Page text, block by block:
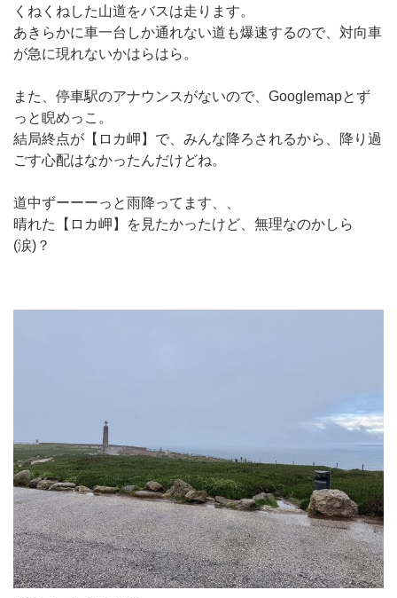
くねくねした山道をバスは走ります。
あきらかに車一台しか通れない道も爆速するので、対向車
が急に現れないかはらはら。
また、停車駅のアナウンスがないので、Googlemapとず
っと睨めっこ。
結局終点が【ロカ岬】で、みんな降ろされるから、降り過
ごす心配はなかったんだけどね。
道中ずーーーっと雨降ってます、、
晴れた【ロカ岬】を見たかったけど、無理なのかしら
(涙)？